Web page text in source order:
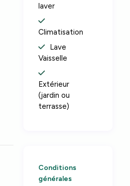
Conditions
générales
laver
Climatisation
Lave
Vaisselle
Extérieur
(jardin ou
terrasse)